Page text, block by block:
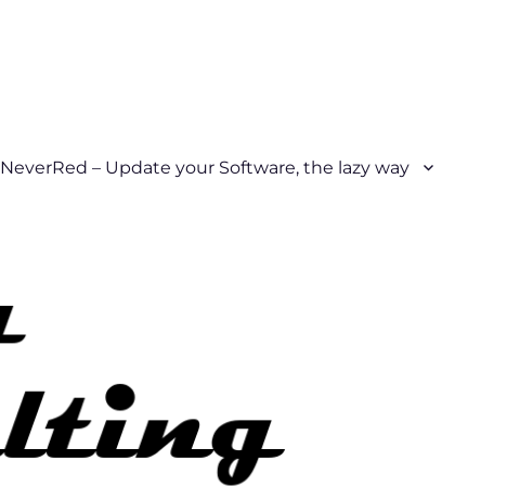
NeverRed – Update your Software, the lazy way